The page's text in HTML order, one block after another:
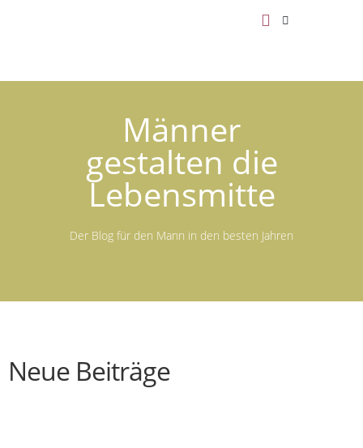
Männer
gestalten die
Lebensmitte
Der Blog für den Mann in den besten Jahren
Neue Beiträge